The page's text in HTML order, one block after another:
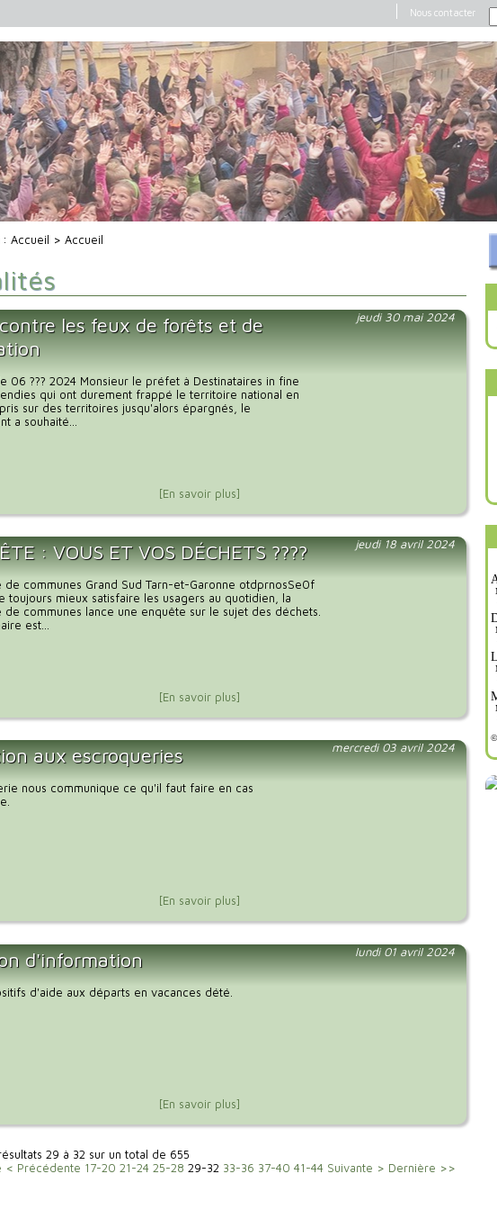
Nous contacter
:Accueil > Accueil
jeudi 30 mai 2024
les feux de forêts et de
06 ??? 2024 Monsieur le préfet à Destinataires in fine
qui ont durement frappé le territoire national en
sur des territoires jusqu'alors épargnés, le
a souhaité...
[En savoir plus]
jeudi 18 avril 2024
: VOUS ET VOS DÉCHETS ????
de communes Grand Sud Tarn-et-Garonne otdprnosSe0f
toujours mieux satisfaire les usagers au quotidien, la
de communes lance une enquête sur le sujet des déchets.
est...
[En savoir plus]
mercredi 03 avril 2024
aux escroqueries
nous communique ce qu'il faut faire en cas
[En savoir plus]
lundi 01 avril 2024
d'information
d'aide aux départs en vacances dété.
[En savoir plus]
29 à 32 sur un total de 655
< Précédente 17-20 21-24 25-28 29-32 33-36 37-40 41-44 Suivante > Dernière >>